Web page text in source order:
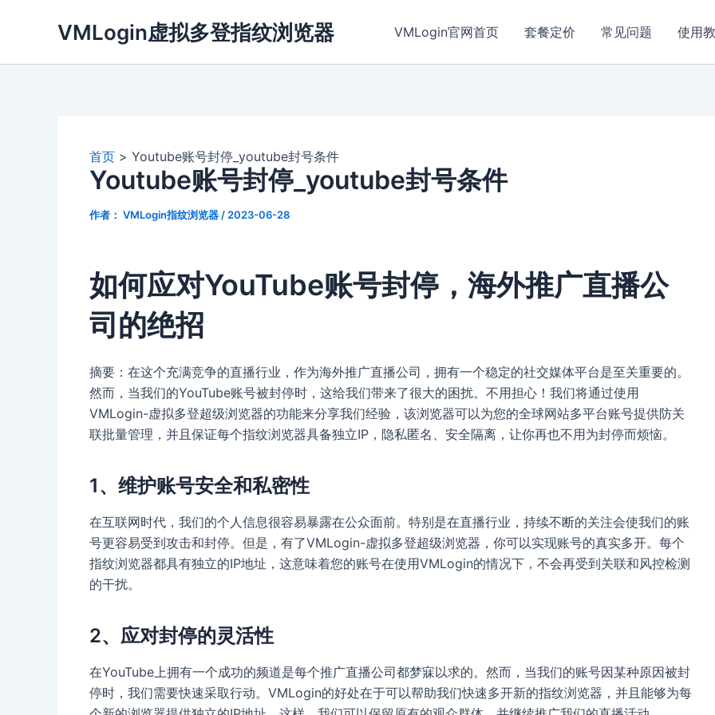
VMLogin虚拟多登指纹浏览器 VMLogin官网首页 套餐定价 常见问题 使用
首页 Youtube账号封停_youtube封号条件
Youtube账号封停_youtube封号条件
作者： VMLogin指纹浏览器 / 2023-06-28
如何应对YouTube账号封停，海外推广直播公
司的绝招
摘要：在这个充满竞争的直播行业，作为海外推广直播公司，拥有一个稳定的社交媒体平台是至关重要的。
然而，当我们的YouTube账号被封停时，这给我们带来了很大的困扰。不用担心！我们将通过使用
VMLogin-虚拟多登超级浏览器的功能来分享我们经验，该浏览器可以为您的全球网站多平台账号提供防关
联批量管理，并且保证每个指纹浏览器具备独立IP，隐私匿名、安全隔离，让你再也不用为封停而烦恼。
1、维护账号安全和私密性
在互联网时代，我们的个人信息很容易暴露在公众面前。特别是在直播行业，持续不断的关注会使我们的账
号更容易受到攻击和封停。但是，有了VMLogin-虚拟多登超级浏览器，你可以实现账号的真实多开。每个
指纹浏览器都具有独立的IP地址，这意味着您的账号在使用VMLogin的情况下，不会再受到关联和风控检测
的干扰。
2、应对封停的灵活性
在YouTube上拥有一个成功的频道是每个推广直播公司都梦寐以求的。然而，当我们的账号因某种原因被封
停时，我们需要快速采取行动。VMLogin的好处在于可以帮助我们快速多开新的指纹浏览器，并且能够为每